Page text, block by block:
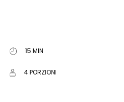
15 MIN
4 PORZIONI